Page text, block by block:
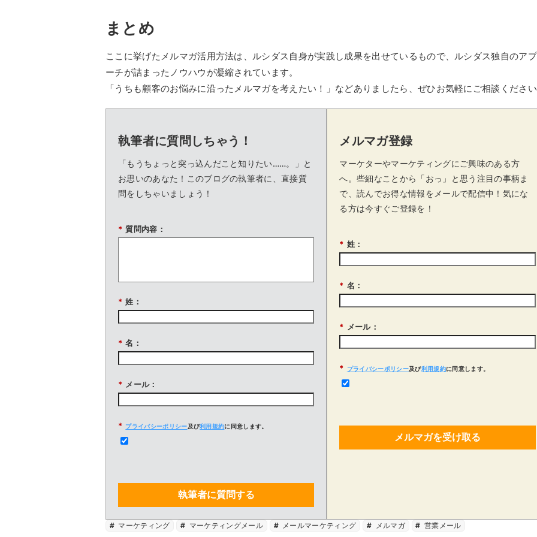
まとめ
ここに挙げたメルマガ活用方法は、ルシダス自身が実践し成果を出せているもので、ルシダス独自のア
ーチが詰まったノウハウが凝縮されています。
「うちも顧客のお悩みに沿ったメルマガを考えたい！」などありましたら、ぜひお気軽にご相談ください
執筆者に質問しちゃう！
「もうちょっと突っ込んだこと知りたい……。」と
お思いのあなた！このブログの執筆者に、直接質
問をしちゃいましょう！
* 質問内容：
* 姓：
* 名：
* メール：
* プライバシーポリシー及び利用規約に同意します。
執筆者に質問する
メルマガ登録
マーケターやマーケティングにご興味のある方
へ。些細なことから「おっ」と思う注目の事柄ま
で、読んでお得な情報をメールで配信中！気にな
る方は今すぐご登録を！
* 姓：
* 名：
* メール：
* プライバシーポリシー及び利用規約に同意します。
メルマガを受け取る
マーケティング マーケティングメール メールマーケティング メルマガ 営業メール